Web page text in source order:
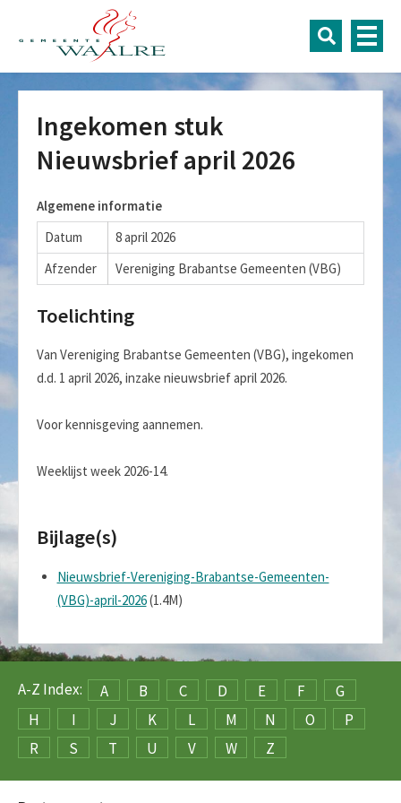
Ingekomen stuk
Nieuwsbrief april 2026
Algemene informatie
Datum
8 april 2026
Afzender
Vereniging Brabantse Gemeenten (VBG)
Toelichting
Van Vereniging Brabantse Gemeenten (VBG), ingekomen
d.d. 1 april 2026, inzake nieuwsbrief april 2026.
Voor kennisgeving aannemen.
Weeklijst week 2026-14.
Bijlage(s)
Nieuwsbrief-Vereniging-Brabantse-Gemeenten-
(VBG)-april-2026(1.4M)
A-Z Index: A B C D E F
G
H
I J K L M N O
P
R
S T U V W Z